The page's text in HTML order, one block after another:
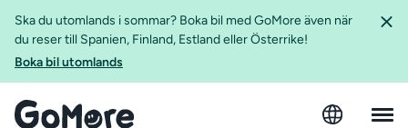
Ska du utomlands i sommar? Boka bil med GoMore även när
du reser till Spanien, Finland, Estland eller Österrike!
Boka bil utomlands